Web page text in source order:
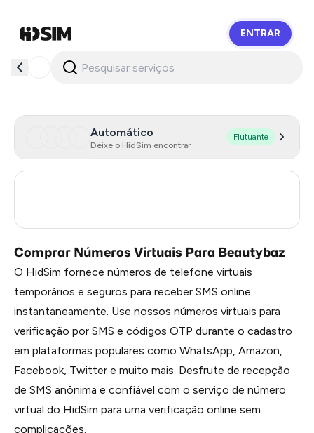
ENTRAR
Automático
Deixe o HidSim encontrar
Flutuante
Comprar Números Virtuais Para Beautybaz
O HidSim fornece números de telefone virtuais
temporários e seguros para receber SMS online
instantaneamente. Use nossos números virtuais para
verificação por SMS e códigos OTP durante o cadastro
em plataformas populares como WhatsApp, Amazon,
Facebook, Twitter e muito mais. Desfrute de recepção
de SMS anônima e confiável com o serviço de número
virtual do HidSim para uma verificação online sem
complicações.